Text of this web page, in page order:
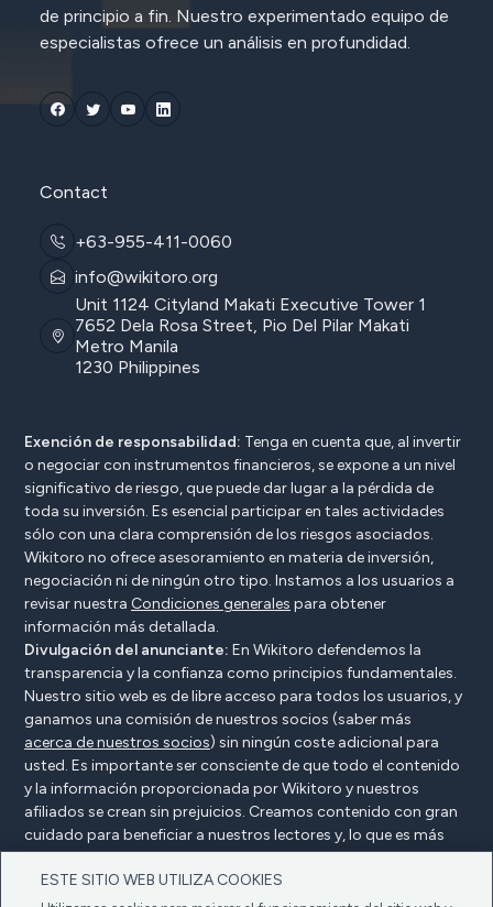
ESTE SITIO WEB UTILIZA COOKIES
de principio a fin. Nuestro experimentado equipo de
especialistas ofrece un análisis en profundidad.
Contact
+63-955-411-0060
info@wikitoro.org
Unit 1124 Cityland Makati Executive Tower 1
7652 Dela Rosa Street, Pio Del Pilar Makati
Metro Manila
1230 Philippines
Exención de responsabilidad: Tenga en cuenta que, al invertir
o negociar con instrumentos financieros, se expone a un nivel
significativo de riesgo, que puede dar lugar a la pérdida de
toda su inversión. Es esencial participar en tales actividades
sólo con una clara comprensión de los riesgos asociados.
Wikitoro no ofrece asesoramiento en materia de inversión,
negociación ni de ningún otro tipo. Instamos a los usuarios a
revisar nuestra Condiciones generales para obtener
información más detallada.
Divulgación del anunciante: En Wikitoro defendemos la
transparencia y la confianza como principios fundamentales.
Nuestro sitio web es de libre acceso para todos los usuarios, y
ganamos una comisión de nuestros socios (saber más
acerca de nuestros socios) sin ningún coste adicional para
usted. Es importante ser consciente de que todo el contenido
y la información proporcionada por Wikitoro y nuestros
afiliados se crean sin prejuicios. Creamos contenido con gran
cuidado para beneficiar a nuestros lectores y, lo que es más
compensación con nuestros socios.